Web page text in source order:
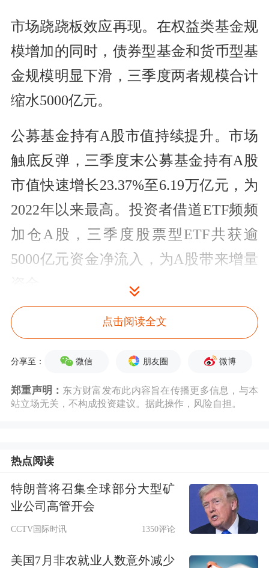
市场跷跷板效应再现。在权益类基金规
模增加的同时，债券型基金和货币型基
金规模明显下滑，三季度两者规模合计
缩水5000亿元。
公募基金持有A股市值持续提升。市场
触底反弹，三季度末公募基金持有A股
市值快速增长23.37%至6.19万亿元，为
2022年以来最高。投资者借道ETF频频
加仓A股，三季度股票型ETF共获逾
5000亿元资金净流入，为A股带来增量
受益于股价回升，主动权益基金股票仓
位出现上行。相比二季度末，普通股票
型基金、偏股混合型基金和灵活配置型
基金仓位分别上升0.9个百分点、0.5个
公募基金三季度加仓成长板块。公募基
续超配，三季度末配置比例均较二季度
末有所提升。主动权益基金加仓较多的
行业为电力设备、非银金融和家用电
点击阅读全文
分享至： 微信 朋友圈 微博
郑重声明： 东方财富发布此内容旨在传播更多信息，与本
站立场无关，不构成投资建议。据此操作，风险自担。
热点阅读
特朗普将召集全球部分大型矿
业公司高管开会
CCTV国际时讯 1350评论
美国7月非农就业人数意外减少